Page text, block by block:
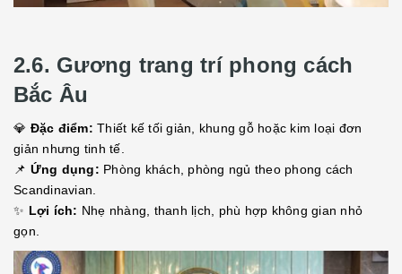
2.6. Gương trang trí phong cách
Bắc Âu
💎 Đặc điểm: Thiết kế tối giản, khung gỗ hoặc kim loại đơn
giản nhưng tinh tế.
📌 Ứng dụng: Phòng khách, phòng ngủ theo phong cách
Scandinavian.
✨ Lợi ích: Nhẹ nhàng, thanh lịch, phù hợp không gian nhỏ
gọn.